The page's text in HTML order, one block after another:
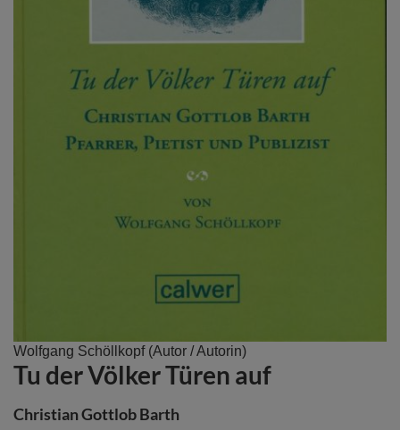
Wolfgang Schöllkopf(Autor / Autorin)
Tu der Völker Türen auf
Christian Gottlob Barth
Zum
Anfang
der
Bildergalerie